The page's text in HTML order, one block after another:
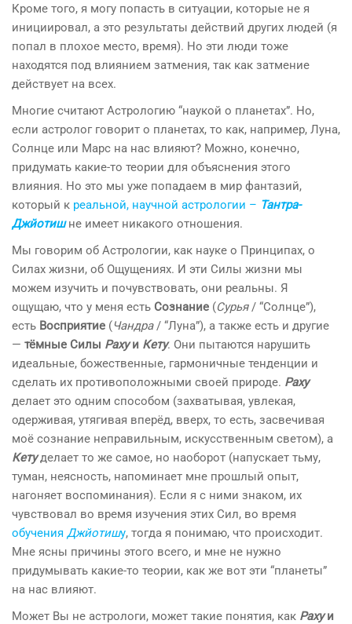
Кроме того, я могу попасть в ситуации, которые не я
инициировал, а это результаты действий других людей (я
попал в плохое место, время). Но эти люди тоже
находятся под влиянием затмения, так как затмение
действует на всех.
Многие считают Астрологию “наукой о планетах”. Но,
если астролог говорит о планетах, то как, например, Луна,
Солнце или Марс на нас влияют? Можно, конечно,
придумать какие-то теории для объяснения этого
влияния. Но это мы уже попадаем в мир фантазий,
который к реальной, научной астрологии – Тантра-
Джйотишне имеет никакого отношения.
Мы говорим об Астрологии, как науке о Принципах, о
Силах жизни, об Ощущениях. И эти Силы жизни мы
можем изучить и почувствовать, они реальны. Я
ощущаю, что у меня есть Сознание (Сурья/ “Солнце”),
есть Восприятие (Чандра/ “Луна”), а также есть и другие
— тёмные Силы Рахуи Кету. Они пытаются нарушить
идеальные, божественные, гармоничные тенденции и
сделать их противоположными своей природе. Раху
делает это одним способом (захватывая, увлекая,
одерживая, утягивая вперёд, вверх, то есть, засвечивая
моё сознание неправильным, искусственным светом), а
Кетуделает то же самое, но наоборот (напускает тьму,
туман, неясность, напоминает мне прошлый опыт,
нагоняет воспоминания). Если я с ними знаком, их
чувствовал во время изучения этих Сил, во время
обучения Джйотишу, тогда я понимаю, что происходит.
Мне ясны причины этого всего, и мне не нужно
придумывать какие-то теории, как же вот эти “планеты”
на нас влияют.
Может Вы не астрологи, может такие понятия, как Рахуи